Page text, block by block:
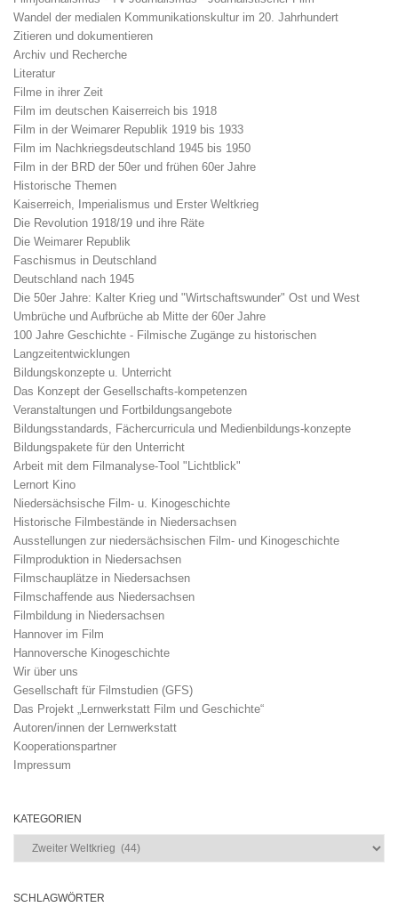
Wandel der medialen Kommunikationskultur im 20. Jahrhundert
Zitieren und dokumentieren
Archiv und Recherche
Literatur
Filme in ihrer Zeit
Film im deutschen Kaiserreich bis 1918
Film in der Weimarer Republik 1919 bis 1933
Film im Nachkriegsdeutschland 1945 bis 1950
Film in der BRD der 50er und frühen 60er Jahre
Historische Themen
Kaiserreich, Imperialismus und Erster Weltkrieg
Die Revolution 1918/19 und ihre Räte
Die Weimarer Republik
Faschismus in Deutschland
Deutschland nach 1945
Die 50er Jahre: Kalter Krieg und "Wirtschaftswunder" Ost und West
Umbrüche und Aufbrüche ab Mitte der 60er Jahre
100 Jahre Geschichte - Filmische Zugänge zu historischen
Langzeitentwicklungen
Bildungskonzepte u. Unterricht
Das Konzept der Gesellschafts-kompetenzen
Veranstaltungen und Fortbildungsangebote
Bildungsstandards, Fächercurricula und Medienbildungs-konzepte
Bildungspakete für den Unterricht
Arbeit mit dem Filmanalyse-Tool "Lichtblick"
Lernort Kino
Niedersächsische Film- u. Kinogeschichte
Historische Filmbestände in Niedersachsen
Ausstellungen zur niedersächsischen Film- und Kinogeschichte
Filmproduktion in Niedersachsen
Filmschauplätze in Niedersachsen
Filmschaffende aus Niedersachsen
Filmbildung in Niedersachsen
Hannover im Film
Hannoversche Kinogeschichte
Wir über uns
Gesellschaft für Filmstudien (GFS)
Das Projekt „Lernwerkstatt Film und Geschichte“
Autoren/innen der Lernwerkstatt
Kooperationspartner
Impressum
KATEGORIEN
Kategorien
SCHLAGWÖRTER